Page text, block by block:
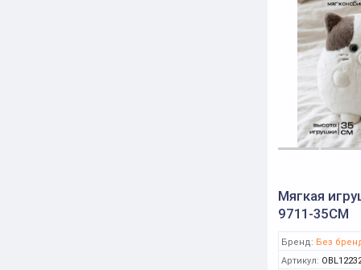
Мягкая
9711-35CM
Бренд: Без
Артикул: